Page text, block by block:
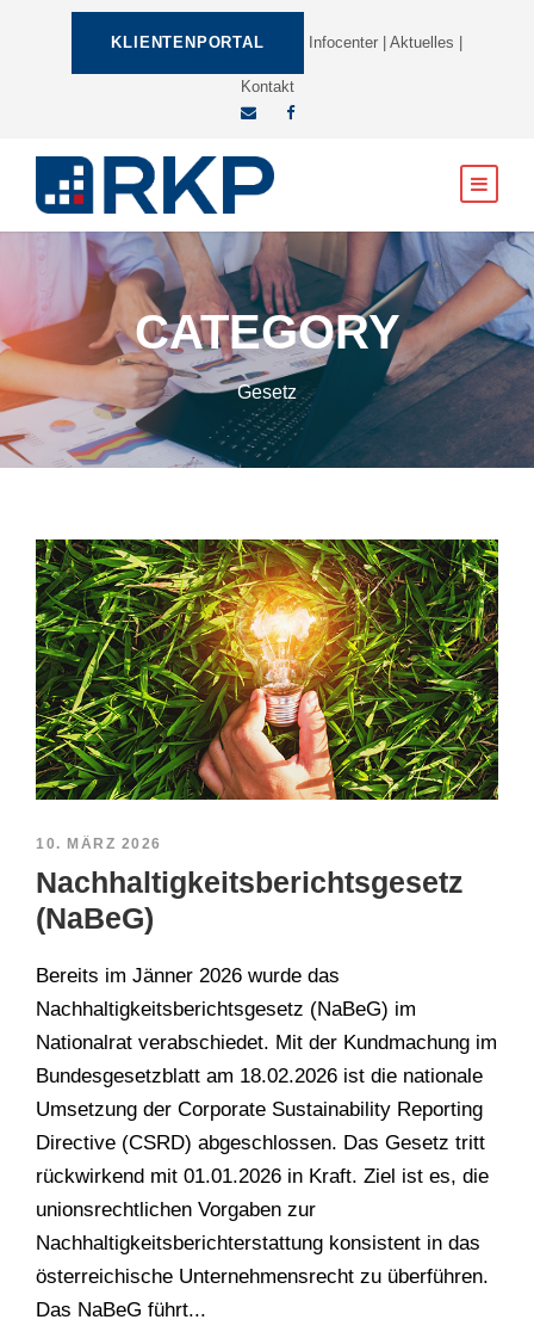
KLIENTENPORTAL Infocenter| Aktuelles
Kontakt
CATEGORY
Gesetz
10. MÄRZ 2026
Nachhaltigkeitsberichtsgesetz
(NaBeG)
Bereits im Jänner 2026 wurde das
Nachhaltigkeitsberichtsgesetz (NaBeG) im
Nationalrat verabschiedet. Mit der Kundmachung im
Bundesgesetzblatt am 18.02.2026 ist die nationale
Umsetzung der Corporate Sustainability Reporting
Directive (CSRD) abgeschlossen. Das Gesetz tritt
rückwirkend mit 01.01.2026 in Kraft. Ziel ist es, die
unionsrechtlichen Vorgaben zur
Nachhaltigkeitsberichterstattung konsistent in das
österreichische Unternehmensrecht zu überführen.
Das NaBeG führt...